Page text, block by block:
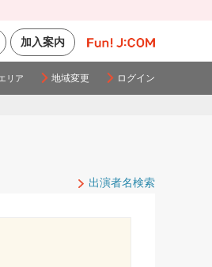
加入案内
リア 地域変更 ログイン
出演者名検索